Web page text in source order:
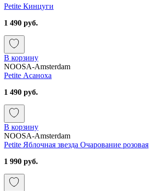
Petite Кинцуги
1 490 руб.
В корзину
NOOSA-Amsterdam
Petite Асаноха
1 490 руб.
В корзину
NOOSA-Amsterdam
Petite Яблочная звезда Очарование розовая
1 990 руб.